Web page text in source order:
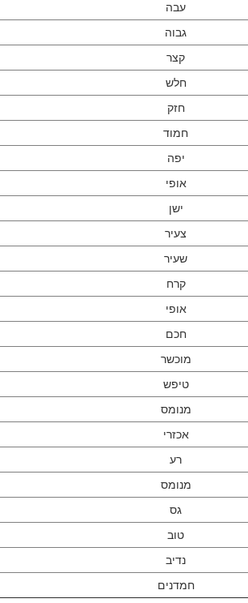
עבה
גבוה
קצר
חלש
חזק
חמוד
יפה
אופי
ישן
צעיר
שעיר
קרח
אופי
חכם
מוכשר
טיפש
מנומס
אכזרי
רע
מנומס
גס
טוב
נדיב
חמדנים